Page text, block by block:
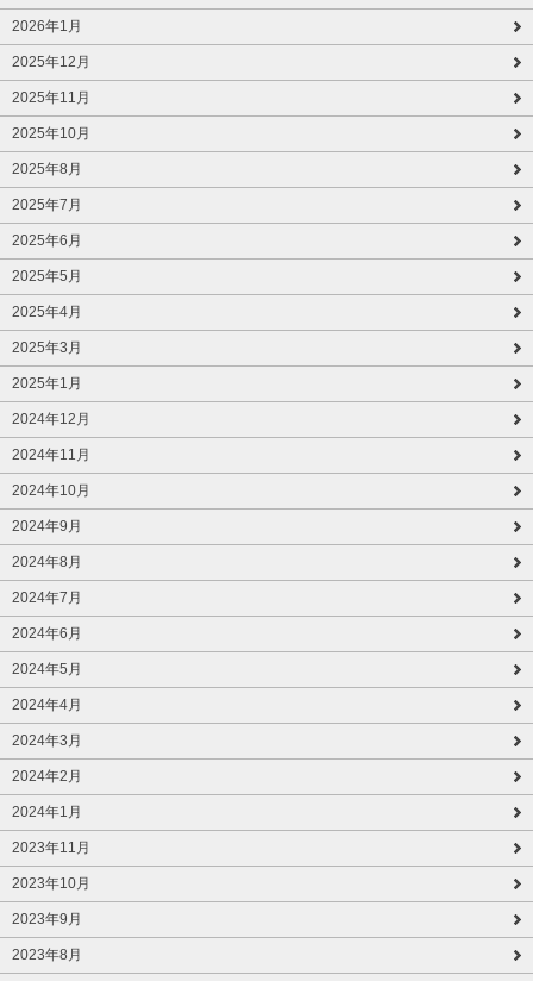
2026年1月
2025年12月
2025年11月
2025年10月
2025年8月
2025年7月
2025年6月
2025年5月
2025年4月
2025年3月
2025年1月
2024年12月
2024年11月
2024年10月
2024年9月
2024年8月
2024年7月
2024年6月
2024年5月
2024年4月
2024年3月
2024年2月
2024年1月
2023年11月
2023年10月
2023年9月
2023年8月